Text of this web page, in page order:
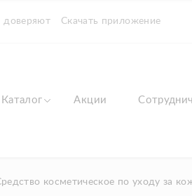
доверяют Скачать приложение
Каталог Акции
косметическое по уходу за